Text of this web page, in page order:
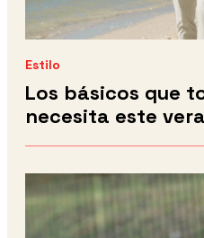
Estilo
Los básicos que
necesita este